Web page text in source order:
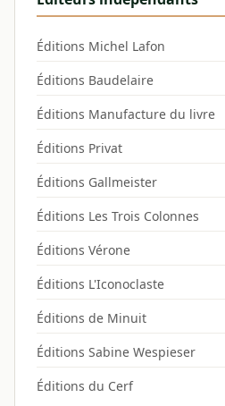
Éditions Michel Lafon
Éditions Baudelaire
Éditions Manufacture du livre
Éditions Privat
Éditions Gallmeister
Éditions Les Trois Colonnes
Éditions Vérone
Éditions L'Iconoclaste
Éditions de Minuit
Éditions Sabine Wespieser
Éditions du Cerf